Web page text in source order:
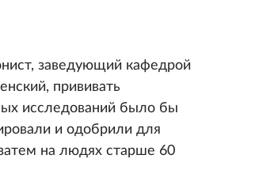
заведующий кафедрой
прививать
исследований было бы
и одобрили для
на людях старше 60